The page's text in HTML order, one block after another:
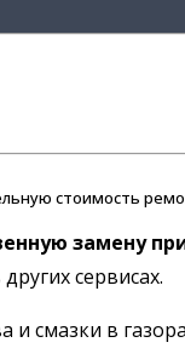
стоимость
замену
сервисах.
смазки в